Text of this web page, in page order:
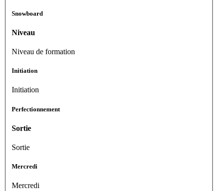
Snowboard
Niveau
Niveau de formation
Initiation
Initiation
Perfectionnement
Sortie
Sortie
Mercredi
Mercredi